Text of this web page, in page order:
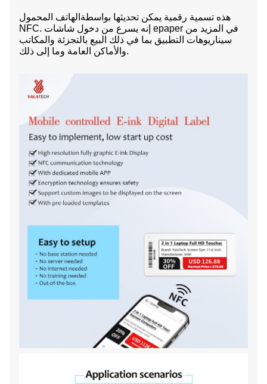
هذه تسمية رقمية يمكن تحديثها بواسطة الهاتف المحمول
NFC. إنه يسرع من دخول شاشات epaper في المزيد من
سيناريوهات التطبيق بما في ذلك البيع بالتجزئة والمكاتب
والأماكن العامة وما إلى ذلك.